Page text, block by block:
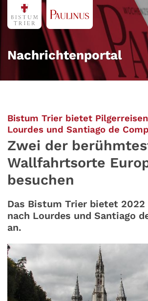
Zum Inhalt springen
Nachrichtenportal
Bistum Trier bietet
Lourdes und Santiago de
Zwei der
Wallfahrtsorte
besuchen
Das Bistum Trier bietet 2022
nach Lourdes und Santiago
an.